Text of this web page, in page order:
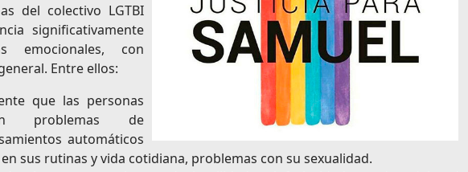
del colectivo LGTBI
significativamente
emocionales, con
Entre ellos:
que las personas
problemas de
automáticos
sus rutinas y vida cotidiana, problemas con su sexualidad.